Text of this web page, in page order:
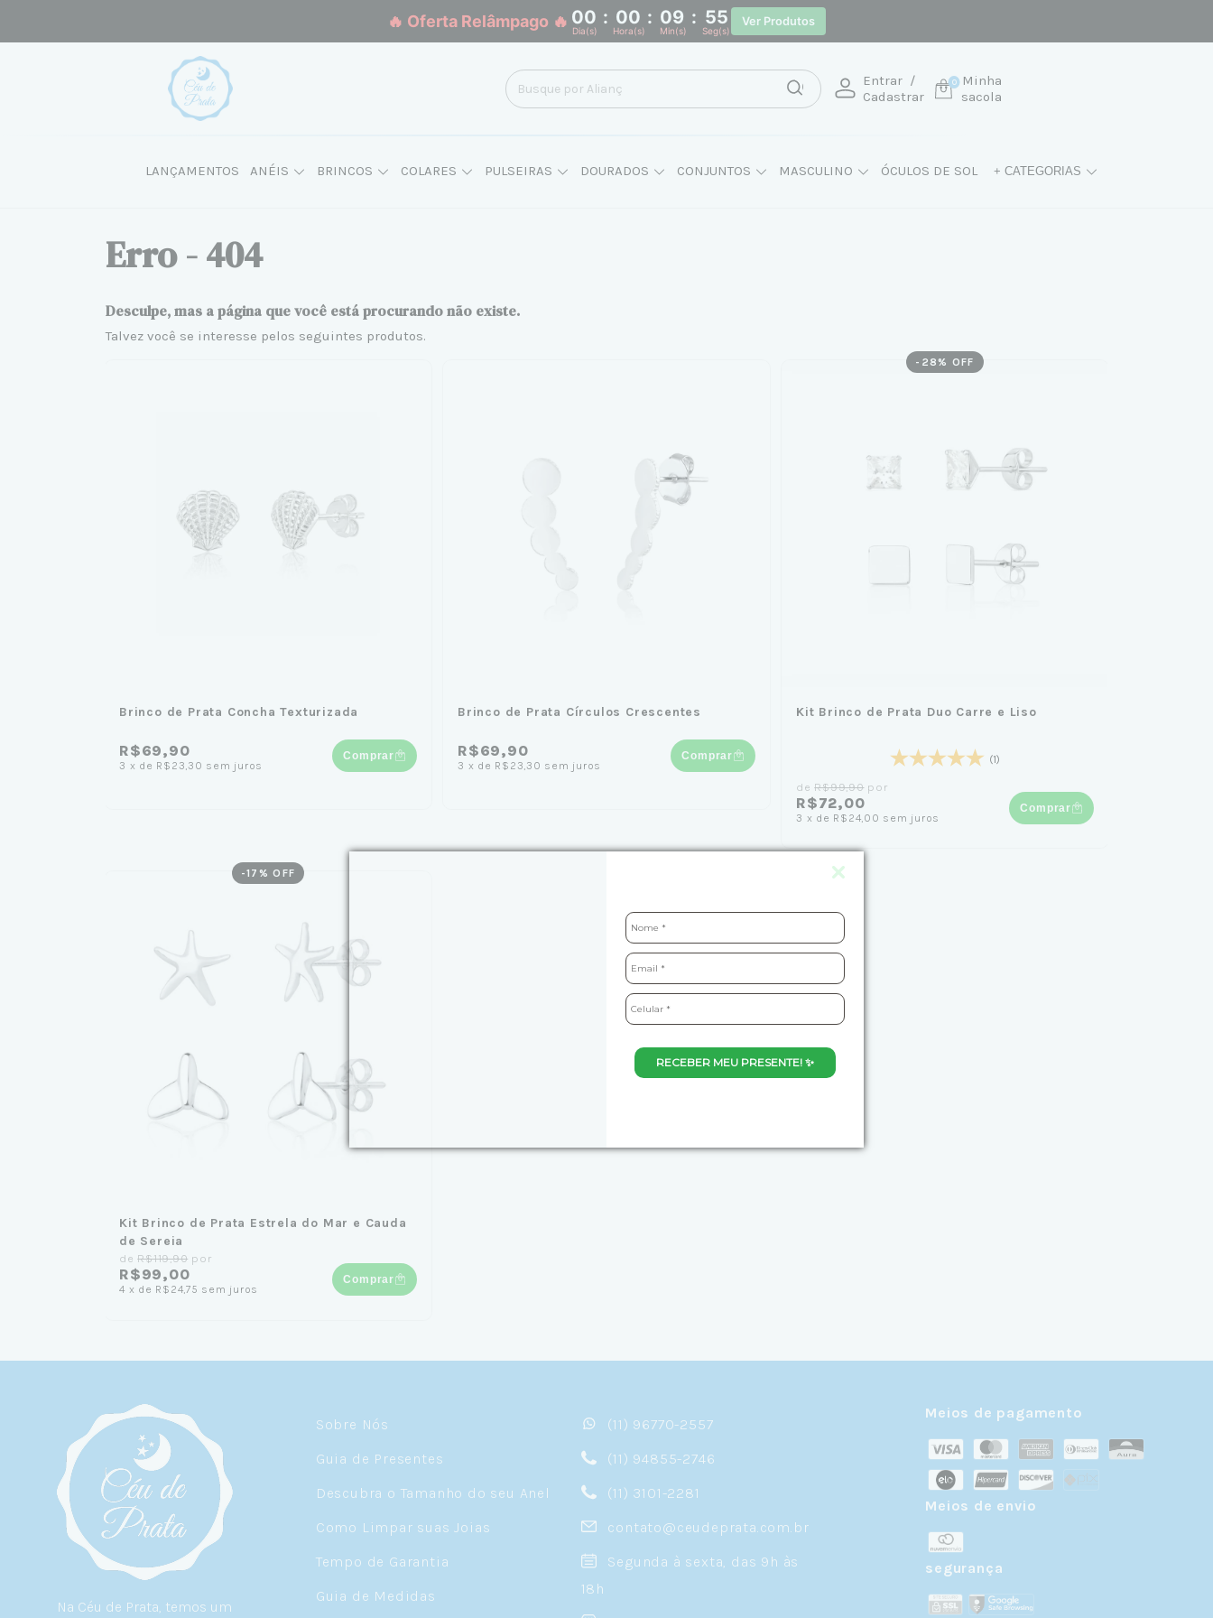
RECEBER MEU PRESENTE! ✨
🔥 Oferta Relâmpago 🔥 00 : 00 : 09 : 54
Dia(s) Hora(s) Min(s) Seg(s)
Ver Produtos
Entrar /
Cadastrar
Minha
sacola
0
LANÇAMENTOS ANÉIS BRINCOS COLARES PULSEIRAS DOURADOS CONJUNTOS MASCULINO ÓCULOS DE SOL + CATEGORIAS
Erro - 404
Desculpe, mas a página que você está procurando não existe.
Talvez você se interesse pelos seguintes produtos.
Brinco de Prata Concha Texturizada
R$69,90
3 x de R$23,30 sem juros
Comprar
Brinco de Prata Círculos Crescentes
R$69,90
3 x de R$23,30 sem juros
Comprar
- 28 % OFF
Kit Brinco de Prata Duo Carre e Liso
(1)
deR$99,90por
R$72,00
3 x de R$24,00 sem juros
Comprar
-17 % OFF
Kit Brinco de Prata Estrela do Mar e Cauda
de Sereia
deR$119,90 por
R$99,00
4 x de R$24,75 sem juros
Comprar
Na Céu de Prata, temos um
Sobre Nós
Guia de Presentes
Descubra o Tamanho do seu Anel
Como Limpar suas Joias
Tempo de Garantia
Guia de Medidas
(11) 96770-2557
(11) 94855-2746
(11) 3101-2281
contato@ceudeprata.com.br
Segunda à sexta, das 9h às
18h
Meios de pagamento
Meios de envio
segurança